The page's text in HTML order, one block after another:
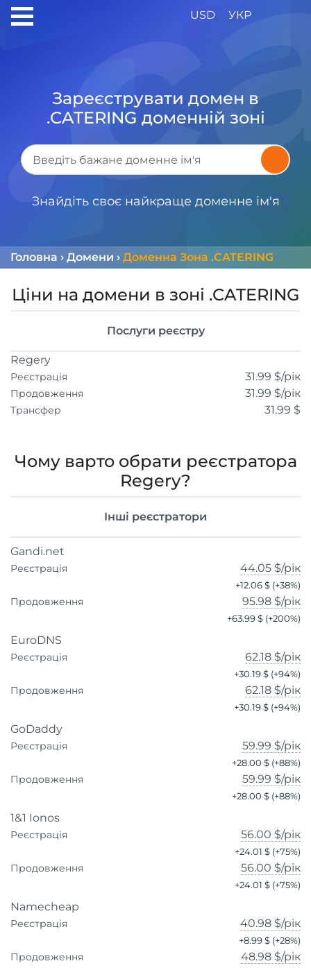
USD УКР
Зареєструвати домен в
.CATERING доменній зоні
Знайдіть своє найкраще доменне ім'я
Головна › Домени › Доменна Зона .CATERING
Ціни на домени в зоні .CATERING
Послуги реєстру
Regery
Реєстрація 31.99 $/рік
Продовження 31.99 $/рік
Трансфер 31.99 $
Чому варто обрати реєстратора
Regery?
Інші реєстратори
Gandi.net
Реєстрація 44.05 $/рік
+12.06 $ (+38%)
Продовження 95.98 $/рік
+63.99 $ (+200%)
EuroDNS
Реєстрація 62.18 $/рік
+30.19 $ (+94%)
Продовження 62.18 $/рік
+30.19 $ (+94%)
GoDaddy
Реєстрація 59.99 $/рік
+28.00 $ (+88%)
Продовження 59.99 $/рік
+28.00 $ (+88%)
1&1 Ionos
Реєстрація 56.00 $/рік
+24.01 $ (+75%)
Продовження 56.00 $/рік
+24.01 $ (+75%)
Namecheap
Реєстрація 40.98 $/рік
+8.99 $ (+28%)
Продовження 48.98 $/рік